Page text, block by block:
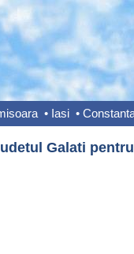
• Iasi •
Galati